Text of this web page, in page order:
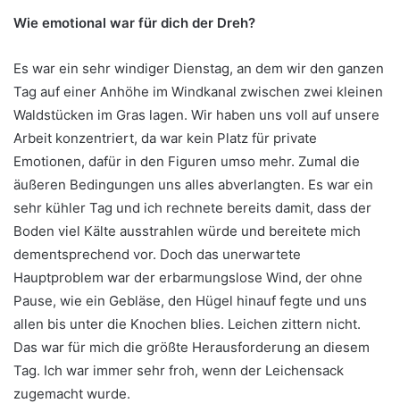
Wie emotional war für dich der Dreh?
Es war ein sehr windiger Dienstag, an dem wir den ganzen
Tag auf einer Anhöhe im Windkanal zwischen zwei kleinen
Waldstücken im Gras lagen. Wir haben uns voll auf unsere
Arbeit konzentriert, da war kein Platz für private
Emotionen, dafür in den Figuren umso mehr. Zumal die
äußeren Bedingungen uns alles abverlangten. Es war ein
sehr kühler Tag und ich rechnete bereits damit, dass der
Boden viel Kälte ausstrahlen würde und bereitete mich
dementsprechend vor. Doch das unerwartete
Hauptproblem war der erbarmungslose Wind, der ohne
Pause, wie ein Gebläse, den Hügel hinauf fegte und uns
allen bis unter die Knochen blies. Leichen zittern nicht.
Das war für mich die größte Herausforderung an diesem
Tag. Ich war immer sehr froh, wenn der Leichensack
zugemacht wurde.